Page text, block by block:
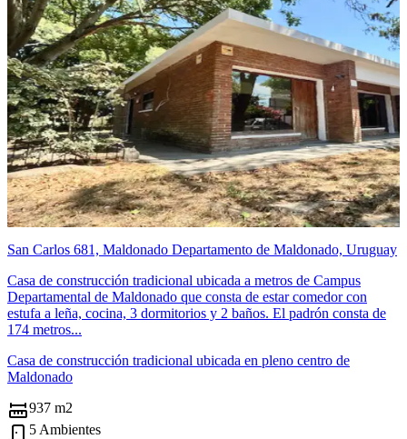
San Carlos 681, Maldonado Departamento de Maldonado, Uruguay
Casa de construcción tradicional ubicada a metros de Campus
Departamental de Maldonado que consta de estar comedor con
estufa a leña, cocina, 3 dormitorios y 2 baños. El padrón consta de
174 metros...
Casa de construcción tradicional ubicada en pleno centro de
Maldonado
937 m2
5 Ambientes